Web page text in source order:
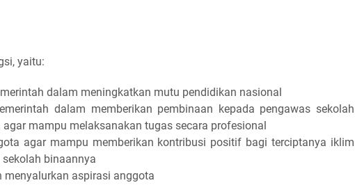
yaitu:
dalam meningkatkan mutu pendidikan nasional
dalam memberikan pembinaan kepada pengawas sekolah
mampu melaksanakan tugas secara profesional
agar mampu memberikan kontribusi positif bagi terciptanya iklim
binaannya
menyalurkan aspirasi anggota